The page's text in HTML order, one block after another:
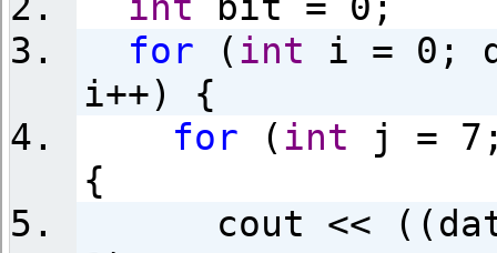
for ( int i = 0;
i++) {
for ( int j =
{
cout <<